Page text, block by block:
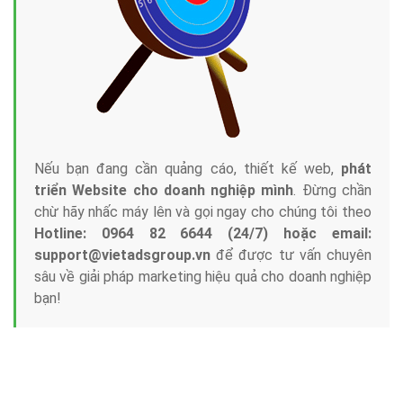
Nếu bạn đang cần quảng cáo, thiết kế web, phát
triển Website cho doanh nghiệp mình. Đừng chần
chừ hãy nhấc máy lên và gọi ngay cho chúng tôi theo
Hotline: 0964 82 6644 (24/7) hoặc email:
support@vietadsgroup.vn để được tư vấn chuyên
sâu về giải pháp marketing hiệu quả cho doanh nghiệp
bạn!